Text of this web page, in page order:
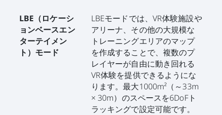
LBE（ロケーシ
ョンベースエン
ターテイメン
ト）モード
LBEモードでは、VR体験施設や
アリーナ、その他の大規模な
トレーニングエリアのマップ
を作成することで、複数のプ
レイヤーが自由に動き回れる
VR体験を提供できるようにな
ります。最大1000m²（～33m
× 30m）のスペースを6DoFト
ラッキングで設定可能です。